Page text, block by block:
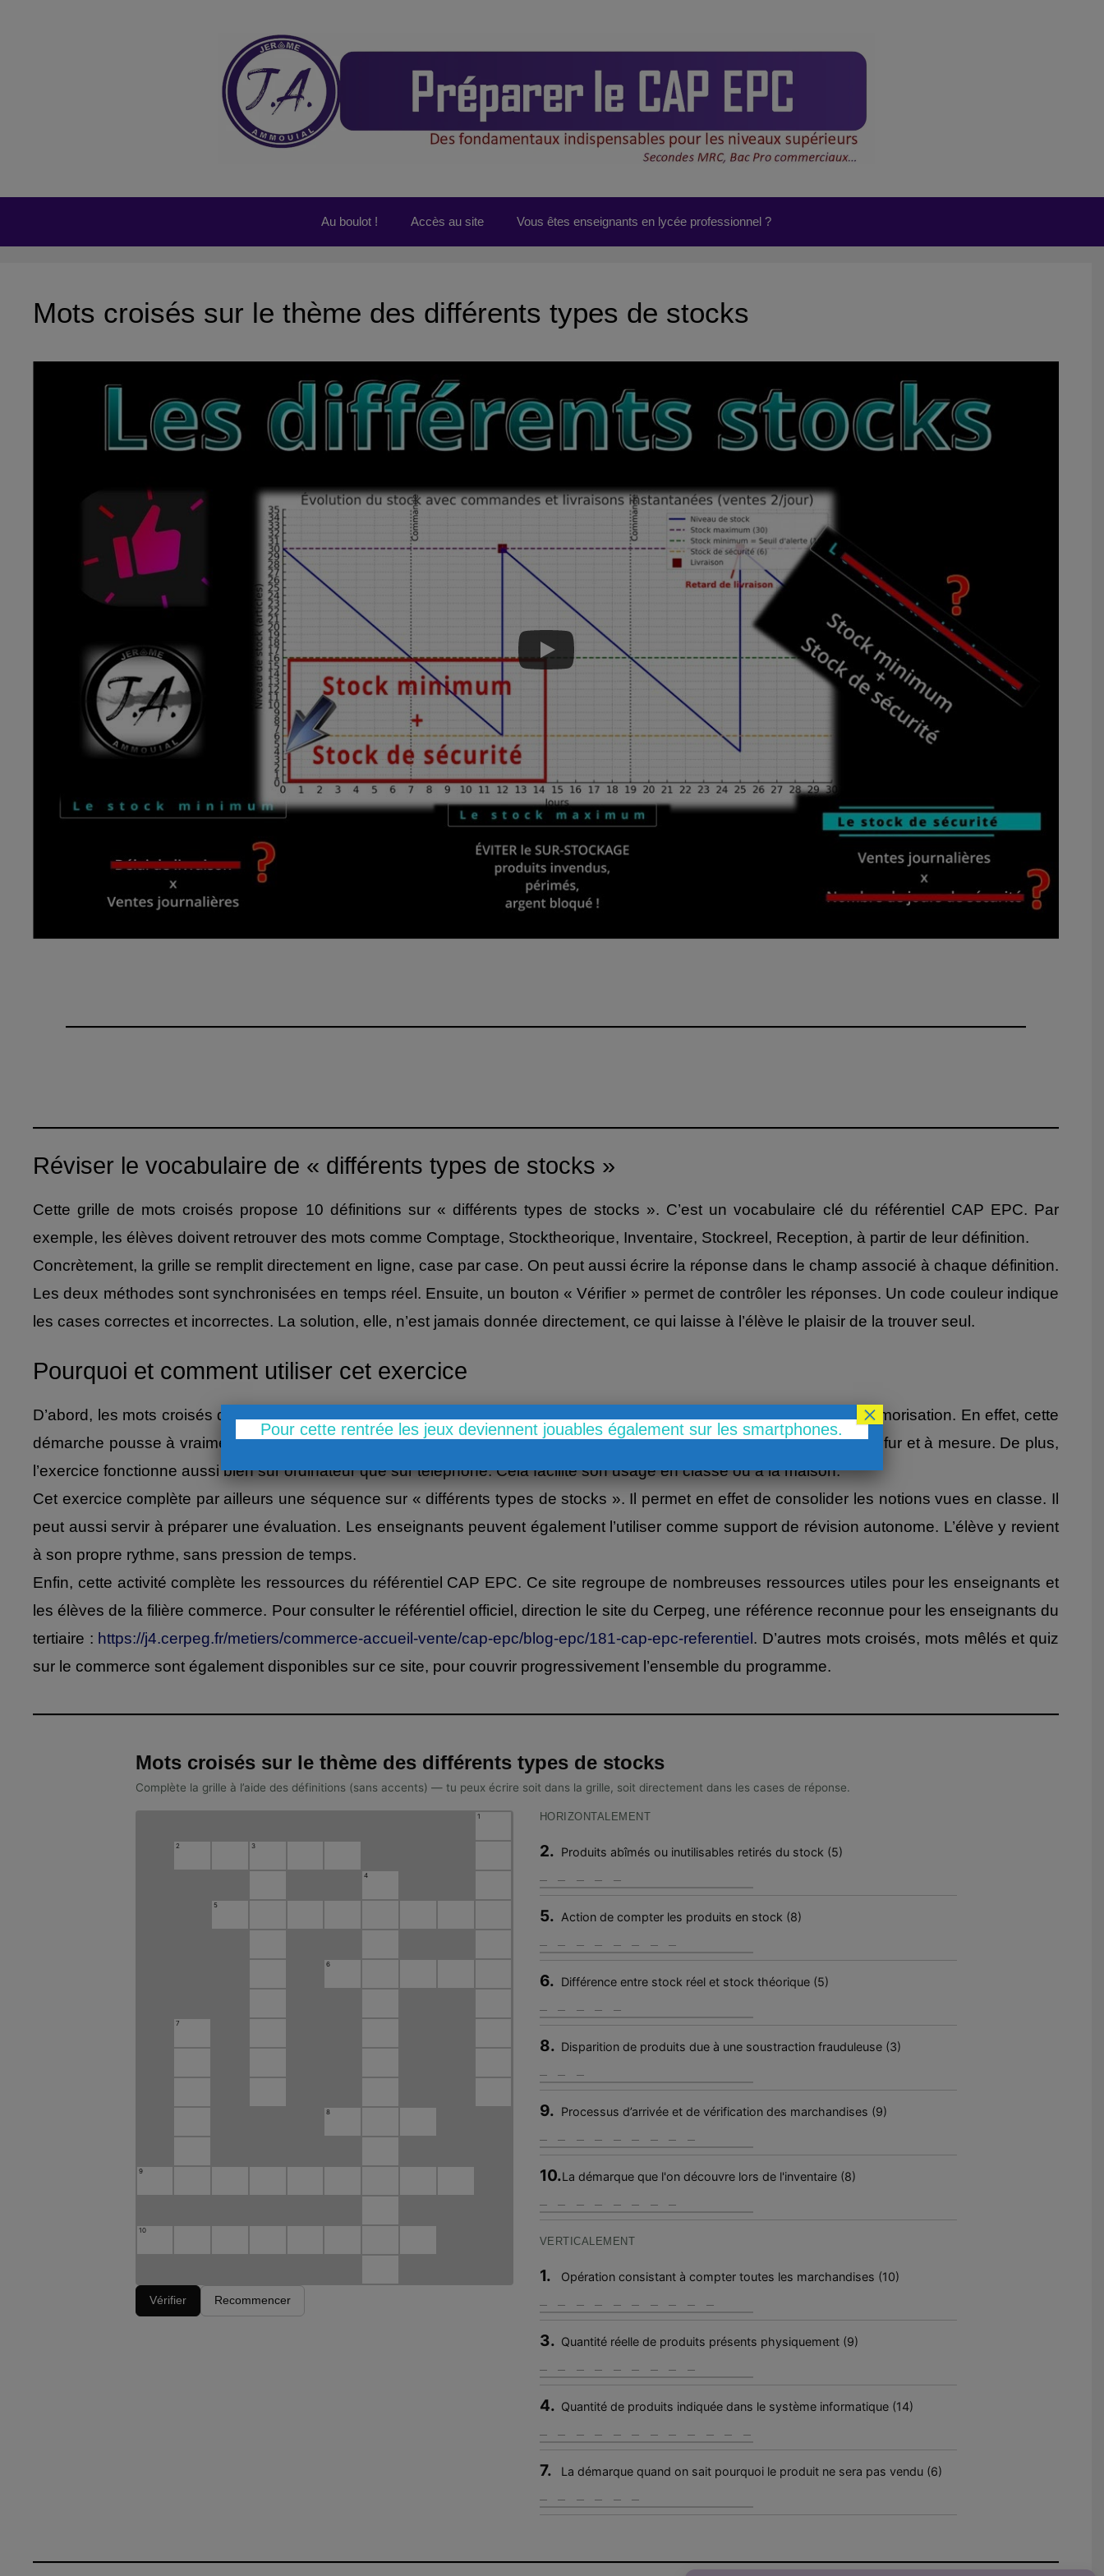
Au boulot ! Accès au site Vous êtes enseignants en lycée professionnel ?
Mots croisés sur le thème des différents types de stocks
Réviser le vocabulaire de « différents types de stocks »
Cette grille de mots croisés propose 10 définitions sur « différents types de stocks ». C’est un vocabulaire clé du référentiel CAP EPC. Par
exemple, les élèves doivent retrouver des mots comme Comptage, Stocktheorique, Inventaire, Stockreel, Reception, à partir de leur définition.
Concrètement, la grille se remplit directement en ligne, case par case. On peut aussi écrire la réponse dans le champ associé à chaque définition.
Les deux méthodes sont synchronisées en temps réel. Ensuite, un bouton « Vérifier » permet de contrôler les réponses. Un code couleur indique
les cases correctes et incorrectes. La solution, elle, n’est jamais donnée directement, ce qui laisse à l’élève le plaisir de la trouver seul.
Pourquoi et comment utiliser cet exercice
D’abord, les mots croisés demandent de relier une définition à un mot. C’est plus exigeant qu’un simple exercice de mémorisation. En effet, cette
démarche pousse à vraiment comprendre chaque terme. Ainsi, l’élève progresse à son rythme. Il corrige ses erreurs au fur et à mesure. De plus,
l’exercice fonctionne aussi bien sur ordinateur que sur téléphone. Cela facilite son usage en classe ou à la maison.
Cet exercice complète par ailleurs une séquence sur « différents types de stocks ». Il permet en effet de consolider les notions vues en classe. Il
peut aussi servir à préparer une évaluation. Les enseignants peuvent également l’utiliser comme support de révision autonome. L’élève y revient
à son propre rythme, sans pression de temps.
Enfin, cette activité complète les ressources du référentiel CAP EPC. Ce site regroupe de nombreuses ressources utiles pour les enseignants et
les élèves de la filière commerce. Pour consulter le référentiel officiel, direction le site du Cerpeg, une référence reconnue pour les enseignants du
tertiaire : https://j4.cerpeg.fr/metiers/commerce-accueil-vente/cap-epc/blog-epc/181-cap-epc-referentiel . D’autres mots croisés, mots mêlés et quiz
sur le commerce sont également disponibles sur ce site, pour couvrir progressivement l’ensemble du programme.
Mots croisés sur le thème des différents types de stocks
Complète la grille à l’aide des définitions (sans accents) — tu peux écrire soit dans la grille, soit directement dans les cases de réponse.
1
2 3
4
5
6
7
8
9
10
Vérifier Recommencer
HORIZONTALEMENT
2. Produits abîmés ou inutilisables retirés du stock (5)
5. Action de compter les produits en stock (8)
6. Différence entre stock réel et stock théorique (5)
8. Disparition de produits due à une soustraction frauduleuse (3)
9. Processus d’arrivée et de vérification des marchandises (9)
10.La démarque que l'on découvre lors de l'inventaire (8)
VERTICALEMENT
1. Opération consistant à compter toutes les marchandises (10)
3. Quantité réelle de produits présents physiquement (9)
4. Quantité de produits indiquée dans le système informatique (14)
7. La démarque quand on sait pourquoi le produit ne sera pas vendu (6)
Pour cette rentrée les jeux deviennent jouables également sur les smartphones. ×